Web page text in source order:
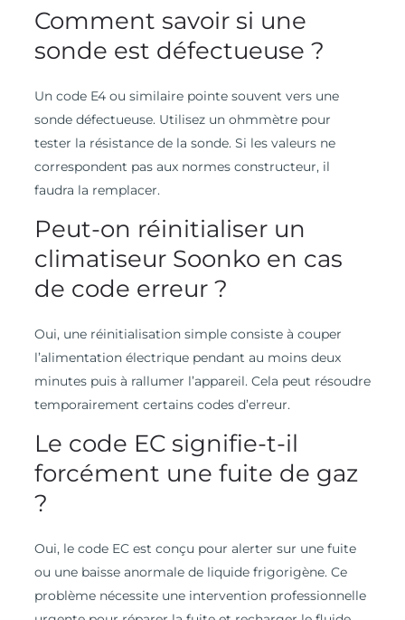
Comment savoir si une
sonde est défectueuse ?
Un code E4 ou similaire pointe souvent vers une
sonde défectueuse. Utilisez un ohmmètre pour
tester la résistance de la sonde. Si les valeurs ne
correspondent pas aux normes constructeur, il
faudra la remplacer.
Peut-on réinitialiser un
climatiseur Soonko en cas
de code erreur ?
Oui, une réinitialisation simple consiste à couper
l’alimentation électrique pendant au moins deux
minutes puis à rallumer l’appareil. Cela peut résoudre
temporairement certains codes d’erreur.
Le code EC signifie-t-il
forcément une fuite de gaz
?
Oui, le code EC est conçu pour alerter sur une fuite
ou une baisse anormale de liquide frigorigène. Ce
problème nécessite une intervention professionnelle